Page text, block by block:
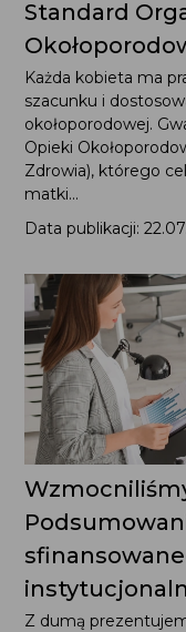
Standard
Każda kobieta ma
szacunku i
okołoporodowej.
Opieki
Zdrowia), którego
matki...
Data publikacji:
Z dumą